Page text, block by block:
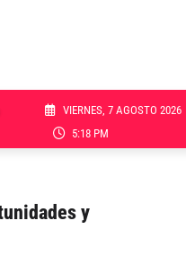
VIERNES, 7 AGOSTO 2026
5:18 PM
y